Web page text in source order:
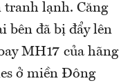
tranh lạnh. Căng
bên đã bị đẩy lên
MH17 của hãng
ở miền Đông